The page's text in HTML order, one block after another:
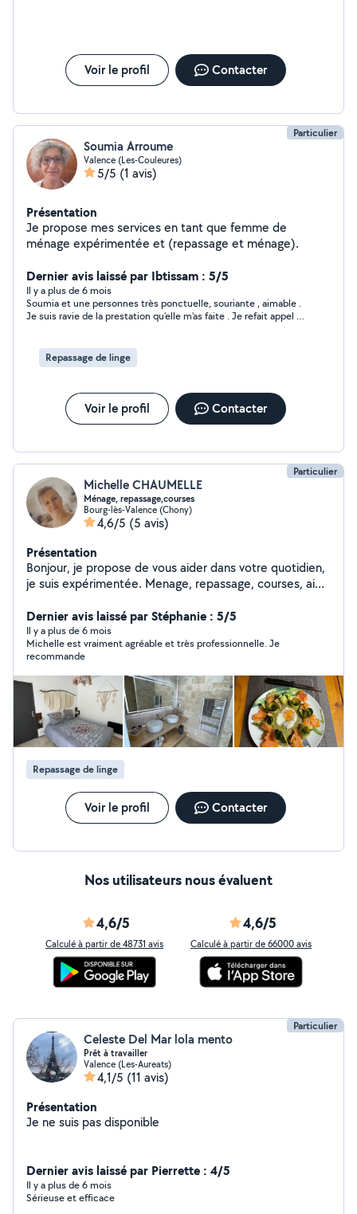
Voir le profil Contacter
Particulier
Soumia Arroume
Valence (Les-Couleures)
5/5 (1 avis)
Présentation
Je propose mes services en tant que femme de
ménage expérimentée et (repassage et ménage).
Dernier avis laissé par Ibtissam : 5/5
Il y a plus de 6 mois
Soumia et une personnes très ponctuelle, souriante , aimable .
Je suis ravie de la prestation qu’elle m’as faite . Je refait appel à
Repassage de linge
Voir le profil Contacter
Particulier
Michelle CHAUMELLE
Ménage, repassage,courses
Bourg-lès-Valence (Chony)
4,6/5 (5 avis)
Présentation
Bonjour, je propose de vous aider dans votre quotidien,
je suis expérimentée. Menage, repassage, courses, aide
chèques CESU. Je suis sérieuse,méticuleuse, avec le
sens du détail, j'adore cuisiner, ponctuelle.
Dernier avis laissé par Stéphanie : 5/5
Il y a plus de 6 mois
Michelle est vraiment agréable et très professionnelle. Je
recommande
Repassage de linge
Voir le profil Contacter
Nos utilisateurs nous évaluent
4,6/5
Calculé à partir de 48731 avis
4,6/5
Calculé à partir de 66000 avis
Particulier
Celeste Del Mar lola mento
Prêt à travailler
Valence (Les-Aureats)
4,1/5 (11 avis)
Présentation
Je ne suis pas disponible
Dernier avis laissé par Pierrette : 4/5
Il y a plus de 6 mois
Sérieuse et efficace